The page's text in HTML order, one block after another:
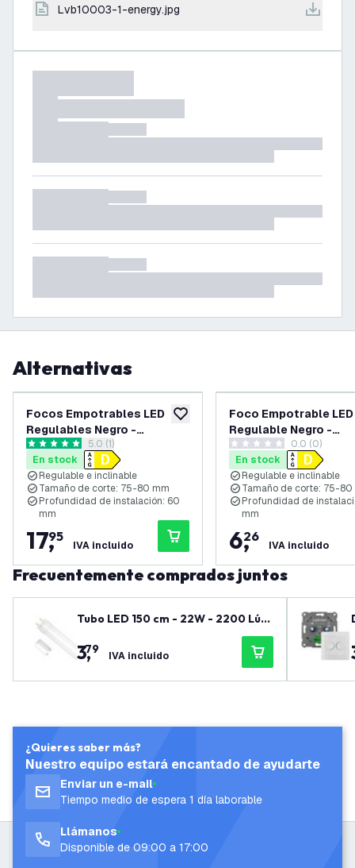
lvb10003-1-energy.jpg
Alternativas
añadir a lista de deseos
Focos Empotrables LED
Regulables Negro -
Amsterdam - 3W - 4000K -
ø82mm - 3 pack
abrir el panel de reseñas
5 estrellas de puntuación
5.0 (1)
En stock
Regulable e inclinable
Tamaño de corte: 75-80 mm
Profundidad de instalación: 60
mm
17,
95
IVA incluido
Foco Empotrable LED
Regulable Negro -
Amsterdam - 3W -
ø82mm
0 estrellas de puntuación
0.0 (0)
En stock
Regulable e inclinable
Tamaño de corte: 75-80
Profundidad de
mm
6,
26
IVA incluido
Frecuentemente comprados juntos
Tubo LED 150 cm - 22W - 2200 Lúm
enes - 6500K - 3 años de garantía
3,
79 IVA incluido
¿Quieres saber más?
Nuestro equipo estará encantado de ayudarte
Enviar un e-mail
Tiempo medio de espera 1 día laborable
Llámanos
Disponible de 09:00 a 17:00